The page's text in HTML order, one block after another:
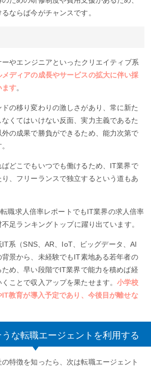
ならば今がチャンスです。
やエンジニアといったクリエイティブ系
メディアの成長やサービスの拡大に伴い採
ます。
の移り変わりの激しさがあり、常に新た
くてはいけない反面、実力主義であるた
の成果で勝負ができるため、能力次第で
どこでもいつでも働けるため、IT業界で
、フリーランスで独立するという道もあ
職求人倍率レポートでもIT業界の求人倍率
足ランキングトップに躍り出ています。
系（SNS、AR、IoT、ビッグデータ、AI
景から、未経験でもIT素地ある若年者の
め、早い段階でIT業界で能力を積めば経
ことで収入アップを果たせます。小学校
教育が導入予定であり、今後目が離せな
な転職エージェントを利用する
特徴を知ったら、次は転職エージェント